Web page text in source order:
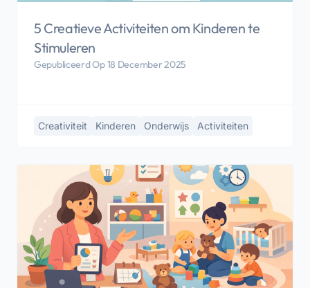
5 Creatieve Activiteiten om Kinderen te
Stimuleren
Gepubliceerd Op 18 December 2025
Creativiteit Kinderen Onderwijs Activiteiten